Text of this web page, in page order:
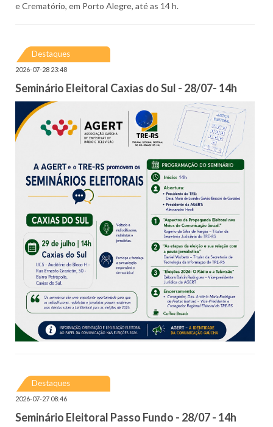
e Crematório, em Porto Alegre, até as 14 h.
Destaques
2026-07-28 23:48
Seminário Eleitoral Caxias do Sul - 28/07- 14h
Destaques
2026-07-27 08:46
Seminário Eleitoral Passo Fundo - 28/07 - 14h